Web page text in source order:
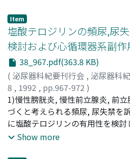
glandular pattern that after
acid phosphatase antibody. The
the polyp had a prostatic-type
prostatic urethra.
Michinaga, Shigeru
Tahara, Haruo ; Yamashita, Yujiro
Kajiwara, Ichiro Soejima,
Hashimoto, Hiroyuki;
Kazuo;Mihara, Yukitaka;
Toshio;Matsuoka, Hirofumi;
縮小したが, 全体的な形態に変化
有意な変化はなかった.4)超音波
および形態的変化と最大尿流量,
認めなかった.5)副作用はほとんど
軽度の性機能の抑制がみられたが
Item
塩酸テロジリンの頻尿,尿
検討および心循環器系副作
38_967.pdf(363.8 KB)
( 泌尿器科紀要刊行会 , 泌尿器科
8 , 1992 , pp.967-972 )
吉原, 秀高;安本, 亮二;岸本, 武利;
柏原, 昇;千住, 将明;堀井, 明範;
崎, 和芳;坂本, 亘;早原, 信行;山
正一;小早川, 等
1)慢性膀胱炎, 慢性前立腺炎, 前
づくと考えられる頻尿, 尿失禁を
に塩酸テロジリンの有用性を検討
は92.7%であった.3)安全度は
Show more